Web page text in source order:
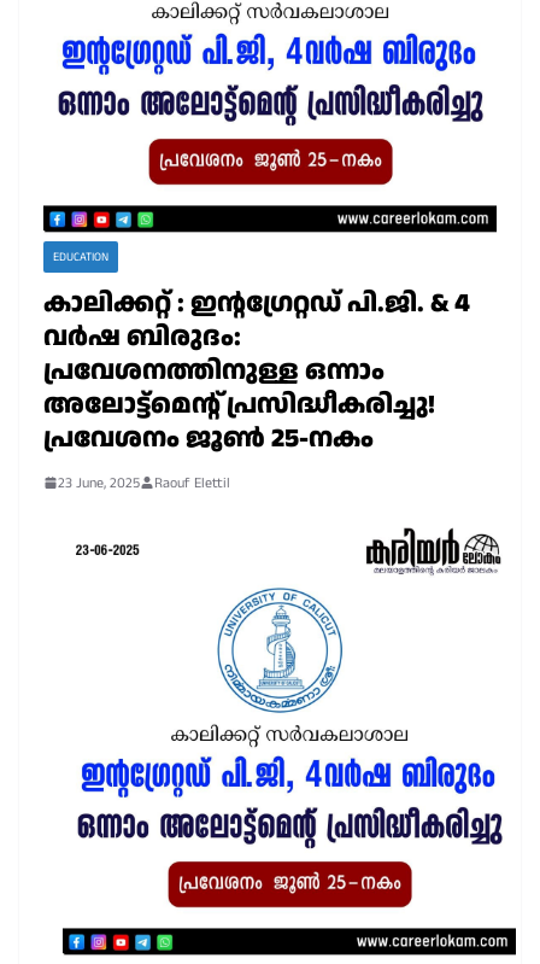
EDUCATION
കാലിക്കറ്റ് : ഇന്റഗ്രേറ്റഡ് പി.ജി. & 4
വർഷ ബിരുദം:
പ്രവേശനത്തിനുള്ള ഒന്നാം
അലോട്ട്മെൻ്റ് പ്രസിദ്ധീകരിച്ചു!
പ്രവേശനം ജൂൺ 25-നകം
23 June, 2025 Raouf Elettil